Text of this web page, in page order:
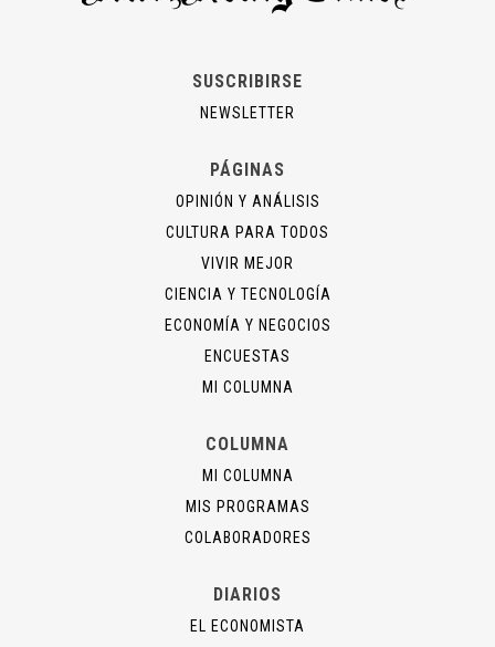
SUSCRIBIRSE
NEWSLETTER
PÁGINAS
OPINIÓN Y ANÁLISIS
CULTURA PARA TODOS
VIVIR MEJOR
CIENCIA Y TECNOLOGÍA
ECONOMÍA Y NEGOCIOS
ENCUESTAS
MI COLUMNA
COLUMNA
MI COLUMNA
MIS PROGRAMAS
COLABORADORES
DIARIOS
EL ECONOMISTA